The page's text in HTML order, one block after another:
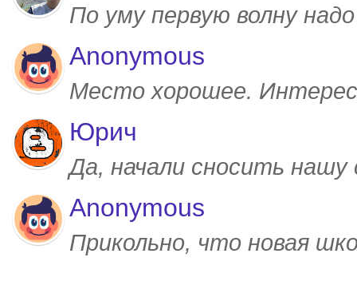
По уму первую волну
Anonymous
Место хорошее.
Юрич
Да, начали сносить
Anonymous
Прикольно, что новая